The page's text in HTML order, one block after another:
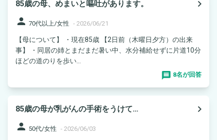
85歳の母、めまいと嘔吐があります。
navigate_next
person 70代以上/女性 - 2026/06/21
【母について】 ・現在85歳 【2日前（木曜日夕方）の出来
事】 ・同居の姉とまだまだ暑い中、水分補給せずに片道10分
ほどの道のりを歩い...
8名が回答
85歳の母が乳がんの手術をうけて…
navigate_next
person 50代/女性 - 2026/06/03